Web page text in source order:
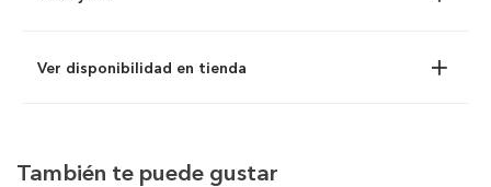
Ver disponibilidad en tienda
También te puede gustar